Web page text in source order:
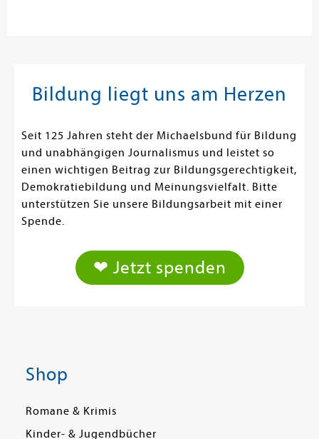
Bildung liegt uns am Herzen
Seit 125 Jahren steht der Michaelsbund für Bildung
und unabhängigen Journalismus und leistet so
einen wichtigen Beitrag zur Bildungsgerechtigkeit,
Demokratiebildung und Meinungsvielfalt. Bitte
unterstützen Sie unsere Bildungsarbeit mit einer
Spende.
❤ Jetzt spenden
Shop
Romane & Krimis
Kinder- & Jugendbücher